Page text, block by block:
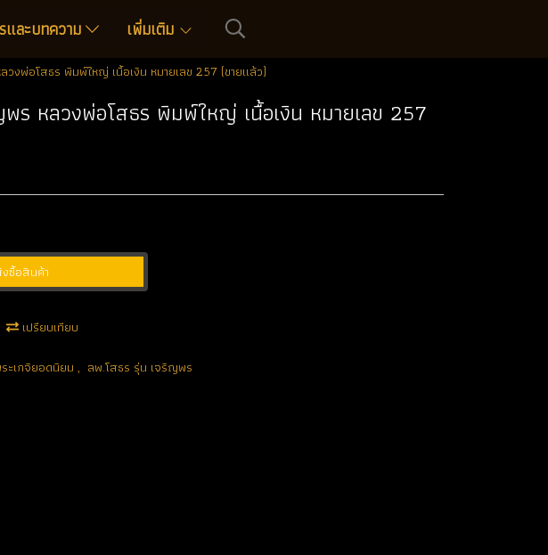
และบทความ เพิ่มเติม
งพ่อโสธร พิมพ์ใหญ่ เนื้อเงิน หมายเลข 257 (ขายแล้ว)
ร หลวงพ่อโสธร พิมพ์ใหญ่ เนื้อเงิน หมายเลข 257
ซื้อสินค้า
เปรียบเทียบ
ะเกจิยอดนิยม , ลพ.โสธร รุ่น เจริญพร